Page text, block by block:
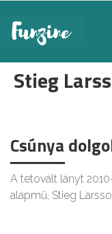
Stieg
Csúnya
A tetovált lányt
alapmű, Stieg